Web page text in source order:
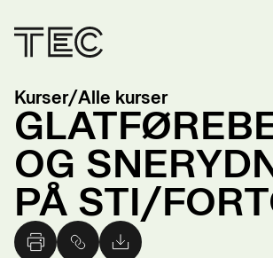
Kurser/Alle kurser
OG
PÅ STI/